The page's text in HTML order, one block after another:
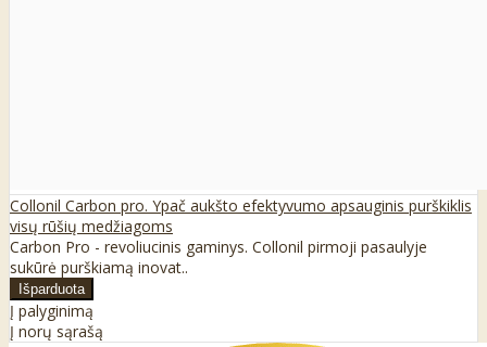
Collonil Carbon pro. Ypač aukšto efektyvumo apsauginis purškiklis
visų rūšių medžiagoms
Carbon Pro - revoliucinis gaminys. Collonil pirmoji pasaulyje
sukūrė purškiamą inovat..
Į palyginimą
Į norų sąrašą